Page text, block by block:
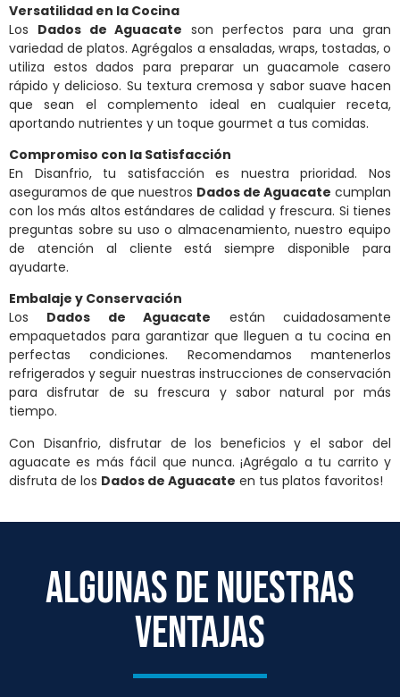
Versatilidad en la Cocina
Los Dados de Aguacate son perfectos para una gran
variedad de platos. Agrégalos a ensaladas, wraps, tostadas, o
utiliza estos dados para preparar un guacamole casero
rápido y delicioso. Su textura cremosa y sabor suave hacen
que sean el complemento ideal en cualquier receta,
aportando nutrientes y un toque gourmet a tus comidas.
Compromiso con la Satisfacción
En Disanfrio, tu satisfacción es nuestra prioridad. Nos
aseguramos de que nuestros Dados de Aguacate cumplan
con los más altos estándares de calidad y frescura. Si tienes
preguntas sobre su uso o almacenamiento, nuestro equipo
de atención al cliente está siempre disponible para
ayudarte.
Embalaje y Conservación
Los Dados de Aguacate están cuidadosamente
empaquetados para garantizar que lleguen a tu cocina en
perfectas condiciones. Recomendamos mantenerlos
refrigerados y seguir nuestras instrucciones de conservación
para disfrutar de su frescura y sabor natural por más
tiempo.
Con Disanfrio, disfrutar de los beneficios y el sabor del
aguacate es más fácil que nunca. ¡Agrégalo a tu carrito y
disfruta de los Dados de Aguacate en tus platos favoritos!
ALGUNAS DE NUESTRAS
VENTAJAS